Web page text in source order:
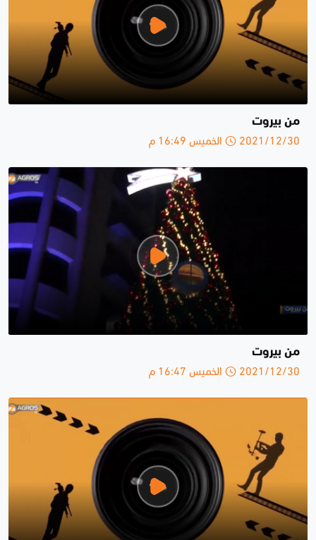
من بيروت
2021/12/30 الخميس 16:49 م
من بيروت
2021/12/30 الخميس 16:47 م